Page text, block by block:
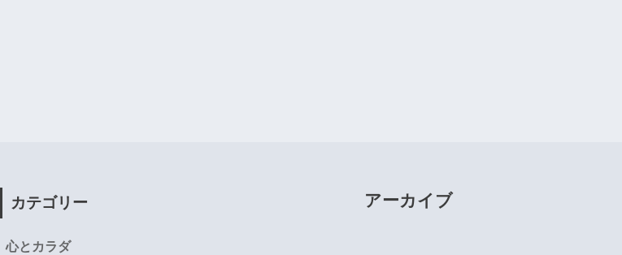
カテゴリー
心とカラダ
アーカイブ